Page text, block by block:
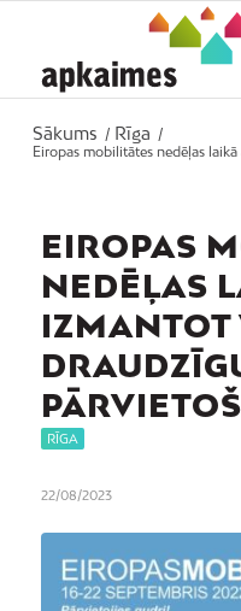
Sākums / Rīga
/
Eiropas mobilitātes nedēļas
EIROPAS
NEDĒĻAS
IZMANTOT
RĪGA
22/08/2023